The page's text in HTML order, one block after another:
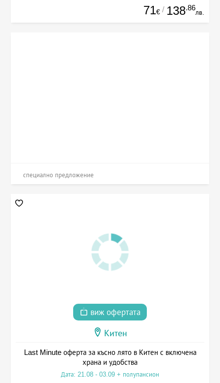
71€ / 138.86
лв.
специално предложение
виж офертата
Китен
Last Minute оферта за късно лято в Китен с включена
храна и удобства
Дата: 21.08 - 03.09 + полупансион